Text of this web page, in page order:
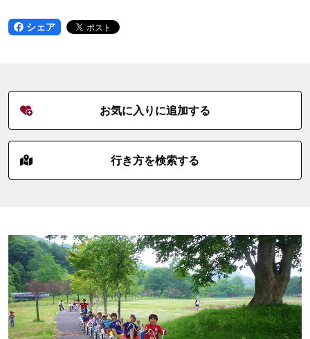
シェア
お気に入りに追加する
行き方を検索する